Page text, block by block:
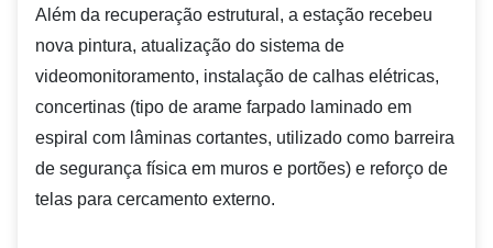
Além da recuperação estrutural, a estação recebeu
nova pintura, atualização do sistema de
videomonitoramento, instalação de calhas elétricas,
concertinas (tipo de arame farpado laminado em
espiral com lâminas cortantes, utilizado como barreira
de segurança física em muros e portões) e reforço de
telas para cercamento externo.